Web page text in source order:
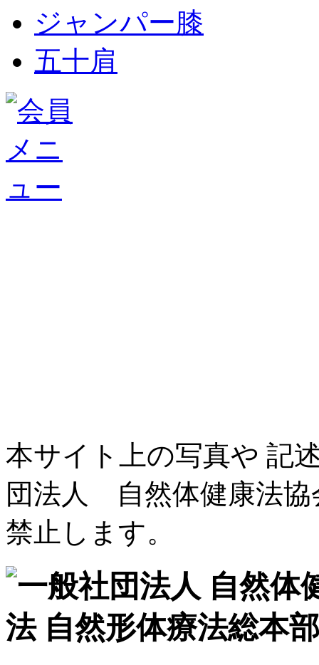
ジャンパー膝
五十肩
本サイト上の写真や 記
団法人 自然体健康法協
禁止します。